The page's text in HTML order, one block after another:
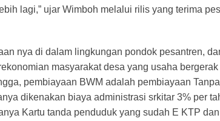
lagi,” ujar Wimboh melalui rilis yang terima
nya di dalam lingkungan pondok pesantren,
masyarakat desa yang usaha
pembiayaan BWM adalah pembiayaan
dikenakan biaya administrasi srkitar 3% per
Kartu tanda penduduk yang sudah E KTP